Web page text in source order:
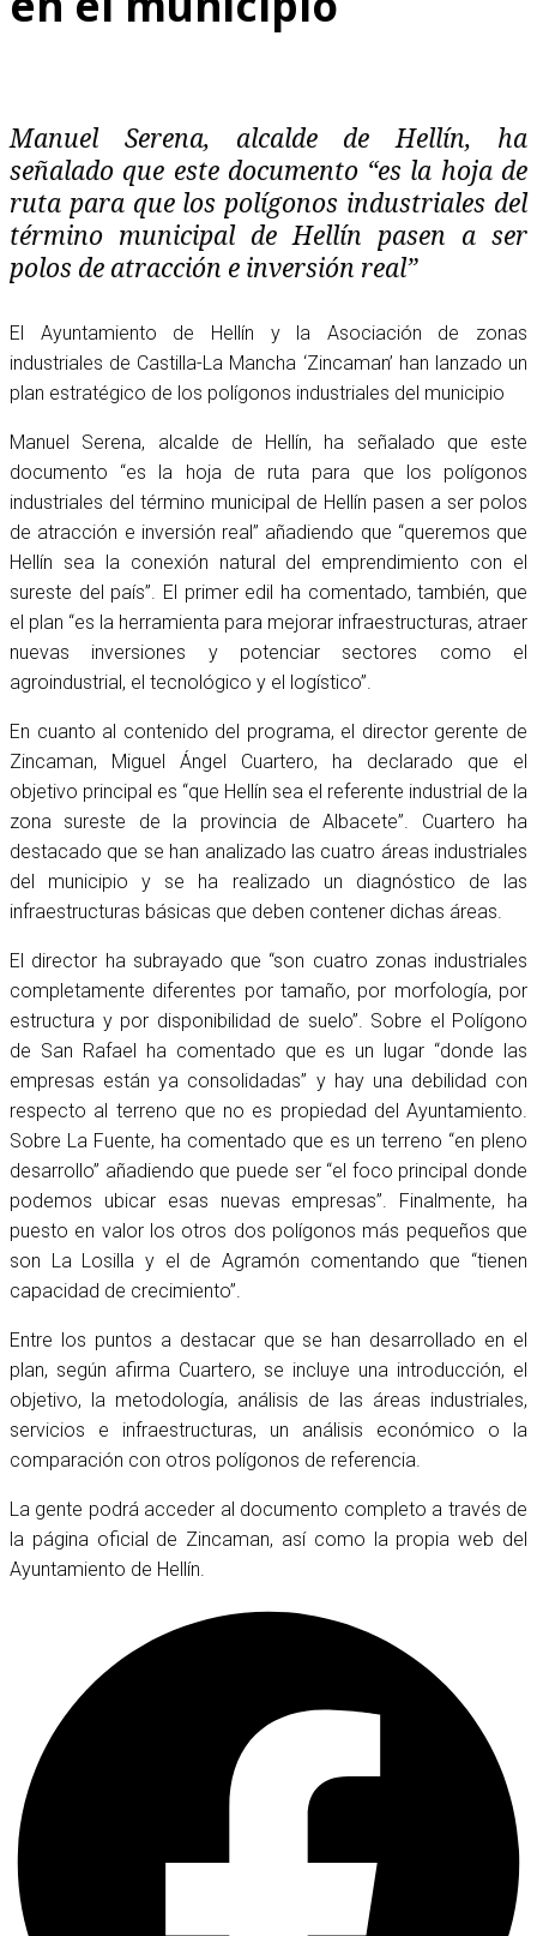
Manuel Serena, alcalde de Hellín, ha
señalado que este documento “es la hoja de
ruta para que los polígonos industriales del
término municipal de Hellín pasen a ser
polos de atracción e inversión real”
El Ayuntamiento de Hellín y la Asociación de zonas
industriales de Castilla-La Mancha ‘Zincaman’ han lanzado un
plan estratégico de los polígonos industriales del municipio
Manuel Serena, alcalde de Hellín, ha señalado que este
documento “es la hoja de ruta para que los polígonos
industriales del término municipal de Hellín pasen a ser polos
de atracción e inversión real” añadiendo que “queremos que
Hellín sea la conexión natural del emprendimiento con el
sureste del país”. El primer edil ha comentado, también, que
el plan “es la herramienta para mejorar infraestructuras, atraer
nuevas inversiones y potenciar sectores como el
agroindustrial, el tecnológico y el logístico”.
En cuanto al contenido del programa, el director gerente de
Zincaman, Miguel Ángel Cuartero, ha declarado que el
objetivo principal es “que Hellín sea el referente industrial de la
zona sureste de la provincia de Albacete”. Cuartero ha
destacado que se han analizado las cuatro áreas industriales
del municipio y se ha realizado un diagnóstico de las
infraestructuras básicas que deben contener dichas áreas.
El director ha subrayado que “son cuatro zonas industriales
completamente diferentes por tamaño, por morfología, por
estructura y por disponibilidad de suelo”. Sobre el Polígono
de San Rafael ha comentado que es un lugar “donde las
empresas están ya consolidadas” y hay una debilidad con
respecto al terreno que no es propiedad del Ayuntamiento.
Sobre La Fuente, ha comentado que es un terreno “en pleno
desarrollo” añadiendo que puede ser “el foco principal donde
podemos ubicar esas nuevas empresas”. Finalmente, ha
puesto en valor los otros dos polígonos más pequeños que
son La Losilla y el de Agramón comentando que “tienen
capacidad de crecimiento”.
Entre los puntos a destacar que se han desarrollado en el
plan, según afirma Cuartero, se incluye una introducción, el
objetivo, la metodología, análisis de las áreas industriales,
servicios e infraestructuras, un análisis económico o la
comparación con otros polígonos de referencia.
La gente podrá acceder al documento completo a través de
la página oficial de Zincaman, así como la propia web del
Ayuntamiento de Hellín.